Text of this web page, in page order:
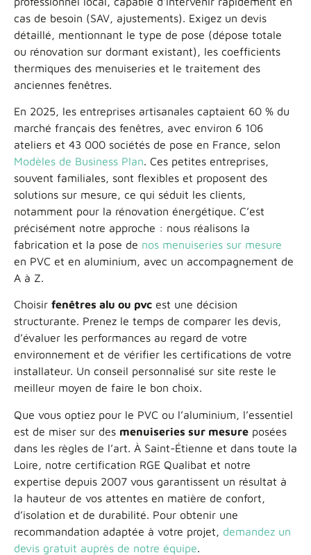
cas de besoin (SAV, ajustements). Exigez un devis
détaillé, mentionnant le type de pose (dépose totale
ou rénovation sur dormant existant), les coefficients
thermiques des menuiseries et le traitement des
anciennes fenêtres.
En 2025, les entreprises artisanales captaient 60 % du
marché français des fenêtres, avec environ 6 106
ateliers et 43 000 sociétés de pose en France, selon
Modèles de Business Plan. Ces petites entreprises,
souvent familiales, sont flexibles et proposent des
solutions sur mesure, ce qui séduit les clients,
notamment pour la rénovation énergétique. C’est
précisément notre approche : nous réalisons la
fabrication et la pose de nos menuiseries sur mesure
en PVC et en aluminium, avec un accompagnement de
A à Z.
Choisir fenêtres alu ou pvc est une décision
structurante. Prenez le temps de comparer les devis,
d’évaluer les performances au regard de votre
environnement et de vérifier les certifications de votre
installateur. Un conseil personnalisé sur site reste le
meilleur moyen de faire le bon choix.
Que vous optiez pour le PVC ou l’aluminium, l’essentiel
est de miser sur des menuiseries sur mesure posées
dans les règles de l’art. À Saint-Étienne et dans toute la
Loire, notre certification RGE Qualibat et notre
expertise depuis 2007 vous garantissent un résultat à
la hauteur de vos attentes en matière de confort,
d’isolation et de durabilité. Pour obtenir une
recommandation adaptée à votre projet, demandez un
devis gratuit auprès de notre équipe.